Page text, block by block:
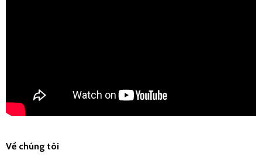
Về chúng tôi